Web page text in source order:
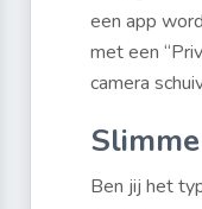
een app
met een
camera
Ben jij het